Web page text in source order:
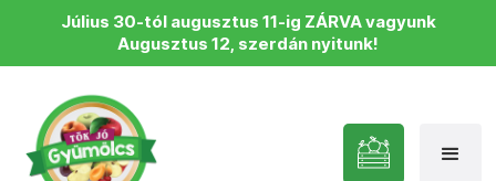
Július 30-tól augusztus 11-ig ZÁRVA vagyunk
Augusztus 12, szerdán nyitunk!